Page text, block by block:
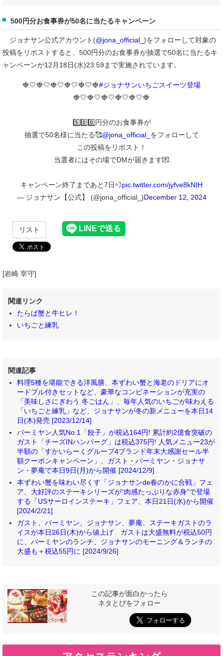
500円分お食事券が50名に当たるキャンペーン
ジョナサン公式アカウント(@jona_official_ )をフォローして対象の
投稿をリポストすると、500円分のお食事券が抽選で50名に当たるキ
ャンペーンが12月18日(水)23:59まで実施されています。
🍓🤍🍓🤍🍓🤍🍓🤍🍓🤍🍓#ジョナサンいちごスイーツ登場
🍓🤍🍓🤍🍓🤍🍓🤍🍓🤍🍓
5️⃣0️⃣0️⃣円分のお食事券が
抽選で50名様に当たる🥰@jona_official_ をフォローして
この投稿をリポスト！
当選者にはその場でDMが届きます💌
キャンペーン終了まであと7日💨pic.twitter.com/jyfve8kNIH
— ジョナサン【公式】 (@jona_official_)December 12, 2024
リスト
[岩崎 宰守]
関連リンク
たらば蟹と牛ヒレ！
いちごと練乳
関連記事
料理5種を堪能できる洋風膳、本ずわい蟹と海老のドリアにオ
ードブル付きセットなど、豪華なコンビネーションが充実の
「美味しさにぎわう 冬ごはん」、毎年人気のいちごが味わえる
「いちごと練乳」など、ジョナサンが冬の新メニューを本日14
日(木)発売 [2023/12/14]
バーミヤン人気No.1「餃子」が税込164円! 累計約2億食突破の
ガスト「チーズINハンバーグ」は税込375円! 人気メニュー23が
半額の「すかいらーくグループ4ブランド年末大感謝セール半
額クーポンキャンペーン」、ガスト・バーミヤン・ジョナサ
ン・夢庵で本日9日(月)から開催 [2024/12/9]
本ずわい蟹を味わい尽くす「ジョナサンde春のかに合戦」フェ
ア、大好評のステーキシリーズが“肉感たっぷりな赤身”で登場
する「USサーロインステーキ」フェア、本日21日(水)から開催
[2024/2/21]
ガスト、バーミヤン、ジョナサン、夢庵、ステーキガストのラ
イスが本日26日(木)から値上げ ガストは大盛無料が税込50円
に、バーミヤンのランチ、ジョナサンのモーニング＆ランチの
大盛も＋税込55円に [2024/9/26]
この記事が面白かったら
ネタとぴをフォロー